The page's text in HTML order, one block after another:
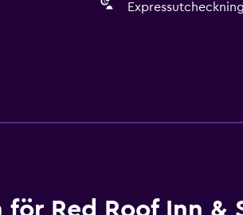
Expressutcheckning
för Red Roof Inn &